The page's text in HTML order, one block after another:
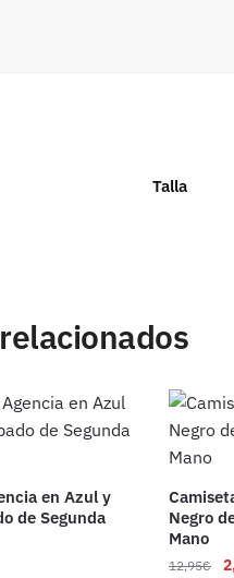
Talla
en Azul y
de Segunda
Negro
Mano
12,95€